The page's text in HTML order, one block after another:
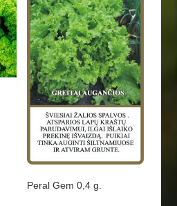
Peral Gem 0,4 g.